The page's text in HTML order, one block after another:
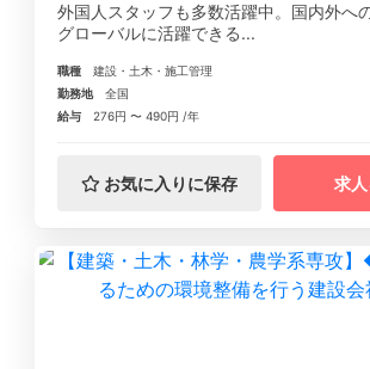
外国人スタッフも多数活躍中。国内外へ
グローバルに活躍できる...
職種
建設・土木・施工管理
勤務地
全国
給与
276円 〜 490円 /年
お気に入りに保存 求